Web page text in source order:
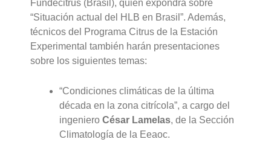
Fundecitrus (Brasil), quien expondrá sobre
“Situación actual del HLB en Brasil”. Además,
técnicos del Programa Citrus de la Estación
Experimental también harán presentaciones
sobre los siguientes temas:
“Condiciones climáticas de la última
década en la zona citrícola”, a cargo del
ingenieroCésar Lamelas, de la Sección
Climatología de la Eeaoc.